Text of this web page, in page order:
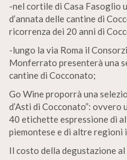
-nel cortile di Casa Fasoglio
d’annata delle cantine di
ricorrenza dei 20 anni di
-lungo la via Roma il
Monferrato presenterà una
cantine di Cocconato;
Go Wine proporrà una
d’Asti di Cocconato”: ovvero
40 etichette espressione di
piemontese e di altre regioni
Il costo della degustazione al